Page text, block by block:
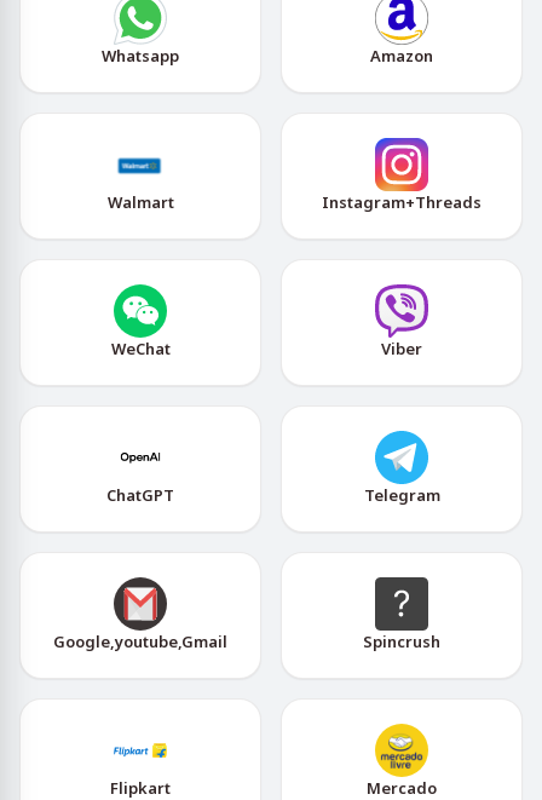
Whatsapp Amazon
Walmart Instagram+Threads
WeChat Viber
ChatGPT Telegram
Google,youtube,Gmail Spincrush
Flipkart Mercado